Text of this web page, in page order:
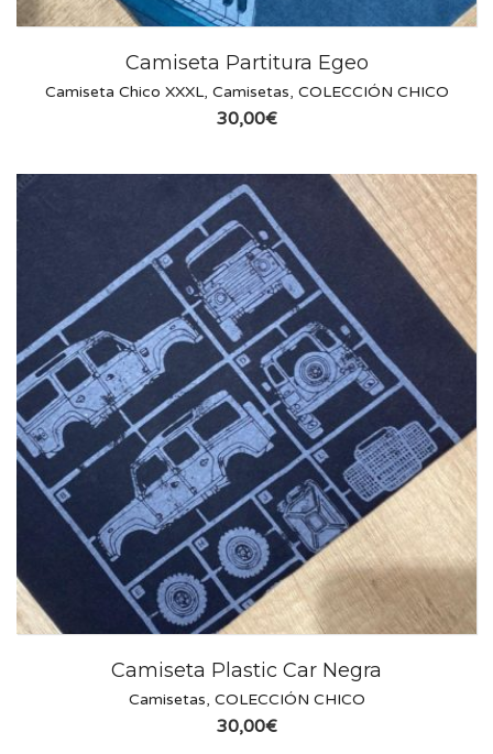
Camiseta Partitura Egeo
Camiseta Chico XXXL, Camisetas, COLECCIÓN CHICO
30,00€
Camiseta Plastic Car Negra
Camisetas, COLECCIÓN CHICO
30,00€